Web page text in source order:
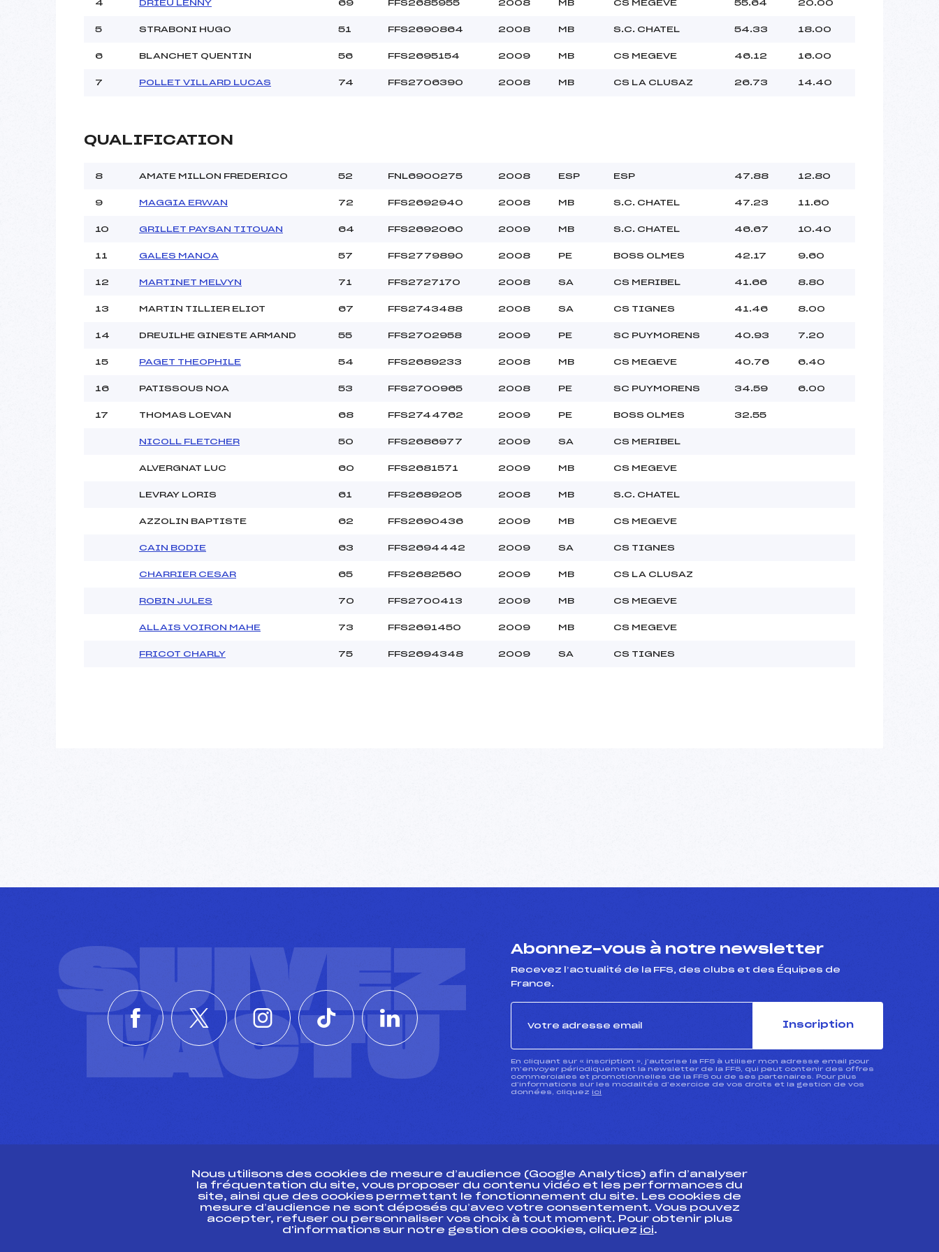
Pénalité appliquée :
40.0000
4 DRIEU LENNY 69 FFS2685955 2008 MB CS MEGEVE 55.64 20.00
5 STRABONI HUGO 51 FFS2690864 2008 MB S.C. CHATEL 54.33 18.00
6 BLANCHET QUENTIN 56 FFS2695154 2009 MB CS MEGEVE 46.12 16.00
7 POLLET VILLARD LUCAS 74 FFS2706390 2008 MB CS LA CLUSAZ 26.73 14.40
QUALIFICATION
8 AMATE MILLON FREDERICO 52 FNL6900275 2008 ESP ESP 47.88 12.80
9 MAGGIA ERWAN 72 FFS2692940 2008 MB S.C. CHATEL 47.23 11.60
10 GRILLET PAYSAN TITOUAN 64 FFS2692060 2009 MB S.C. CHATEL 46.67 10.40
11 GALES MANOA 57 FFS2779890 2008 PE BOSS OLMES 42.17 9.60
12 MARTINET MELVYN 71 FFS2727170 2008 SA CS MERIBEL 41.66 8.80
13 MARTIN TILLIER ELIOT 67 FFS2743488 2008 SA CS TIGNES 41.46 8.00
14 DREUILHE GINESTE ARMAND 55 FFS2702958 2009 PE SC PUYMORENS 40.93 7.20
15 PAGET THEOPHILE 54 FFS2689233 2008 MB CS MEGEVE 40.76 6.40
16 PATISSOUS NOA 53 FFS2700965 2008 PE SC PUYMORENS 34.59 6.00
17 THOMAS LOEVAN 68 FFS2744762 2009 PE BOSS OLMES 32.55
NICOLL FLETCHER 50 FFS2686977 2009 SA CS MERIBEL
ALVERGNAT LUC 60 FFS2681571 2009 MB CS MEGEVE
LEVRAY LORIS 61 FFS2689205 2008 MB S.C. CHATEL
AZZOLIN BAPTISTE 62 FFS2690436 2009 MB CS MEGEVE
CAIN BODIE 63 FFS2694442 2009 SA CS TIGNES
CHARRIER CESAR 65 FFS2682560 2009 MB CS LA CLUSAZ
ROBIN JULES 70 FFS2700413 2009 MB CS MEGEVE
ALLAIS VOIRON MAHE 73 FFS2691450 2009 MB CS MEGEVE
FRICOT CHARLY 75 FFS2694348 2009 SA CS TIGNES
SUIVEZ
L'ACTU
Abonnez-vous à notre newsletter
Recevez l’actualité de la FFS, des clubs et des Équipes de
France.
Inscription
En cliquant sur « inscription », j’autorise la FFS à utiliser mon adresse email pour
m’envoyer périodiquement la newsletter de la FFS, qui peut contenir des offres
commerciales et promotionnelles de la FFS ou de ses partenaires. Pour plus
d’informations sur les modalités d’exercice de vos droits et la gestion de vos
données, cliquez ici
Ressources
Pass’Neige
Projet sportif fédéral
Pôle vie de l’athlète
Enseignement professionnel
Nous utilisons des cookies de mesure d’audience (Google Analytics) afin d’analyser
la fréquentation du site, vous proposer du contenu vidéo et les performances du
site, ainsi que des cookies permettant le fonctionnement du site. Les cookies de
mesure d’audience ne sont déposés qu’avec votre consentement. Vous pouvez
accepter, refuser ou personnaliser vos choix à tout moment. Pour obtenir plus
d'informations sur notre gestion des cookies, cliquez ici.